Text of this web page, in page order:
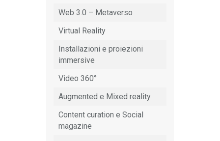
Web 3.0 – Metaverso
Virtual Reality
Installazioni e proiezioni
immersive
Video 360°
Augmented e Mixed reality
Content curation e Social
magazine